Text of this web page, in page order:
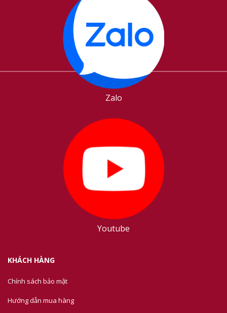
Zalo
Youtube
KHÁCH HÀNG
Chính sách bảo mật
Hướng dẫn mua hàng